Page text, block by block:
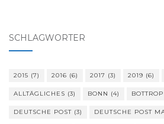
SCHLAGWÖRTER
2015 (7) 2016 (6) 2017 (3) 2019 (6)
ALLTÄGLICHES (3) BONN (4) BOTTROP
DEUTSCHE POST (3) DEUTSCHE POST